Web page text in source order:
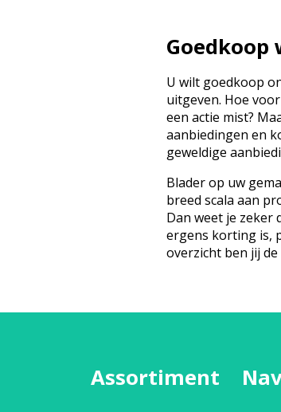
Goedkoop
U wilt goedkoop
uitgeven. Hoe
een actie mist?
aanbiedingen en
geweldige
Blader op uw
breed scala aan
Dan weet je zeker
ergens korting is,
overzicht ben jij
Assortiment